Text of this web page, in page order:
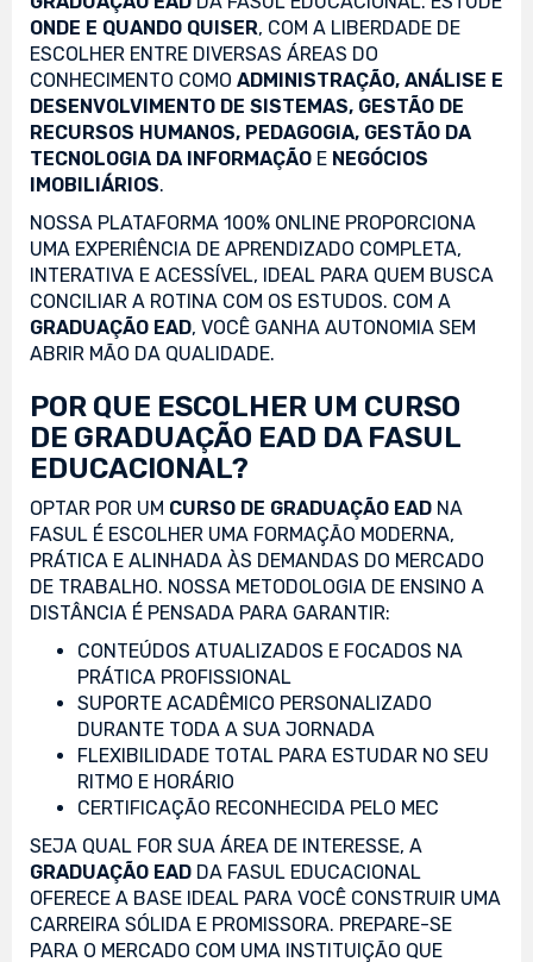
ONDE E QUANDO QUISER, COM A LIBERDADE DE
ESCOLHER ENTRE DIVERSAS ÁREAS DO
CONHECIMENTO COMO ADMINISTRAÇÃO, ANÁLISE E
DESENVOLVIMENTO DE SISTEMAS, GESTÃO DE
RECURSOS HUMANOS, PEDAGOGIA, GESTÃO DA
TECNOLOGIA DA INFORMAÇÃO E NEGÓCIOS
IMOBILIÁRIOS.
NOSSA PLATAFORMA 100% ONLINE PROPORCIONA
UMA EXPERIÊNCIA DE APRENDIZADO COMPLETA,
INTERATIVA E ACESSÍVEL, IDEAL PARA QUEM BUSCA
CONCILIAR A ROTINA COM OS ESTUDOS. COM A
GRADUAÇÃO EAD, VOCÊ GANHA AUTONOMIA SEM
ABRIR MÃO DA QUALIDADE.
POR QUE ESCOLHER UM CURSO
DE GRADUAÇÃO EAD DA FASUL
EDUCACIONAL?
OPTAR POR UM CURSO DE GRADUAÇÃO EAD NA
FASUL É ESCOLHER UMA FORMAÇÃO MODERNA,
PRÁTICA E ALINHADA ÀS DEMANDAS DO MERCADO
DE TRABALHO. NOSSA METODOLOGIA DE ENSINO A
DISTÂNCIA É PENSADA PARA GARANTIR:
CONTEÚDOS ATUALIZADOS E FOCADOS NA
PRÁTICA PROFISSIONAL
SUPORTE ACADÊMICO PERSONALIZADO
DURANTE TODA A SUA JORNADA
FLEXIBILIDADE TOTAL PARA ESTUDAR NO SEU
RITMO E HORÁRIO
CERTIFICAÇÃO RECONHECIDA PELO MEC
SEJA QUAL FOR SUA ÁREA DE INTERESSE, A
GRADUAÇÃO EAD DA FASUL EDUCACIONAL
OFERECE A BASE IDEAL PARA VOCÊ CONSTRUIR UMA
CARREIRA SÓLIDA E PROMISSORA. PREPARE-SE
PARA O MERCADO COM UMA INSTITUIÇÃO QUE